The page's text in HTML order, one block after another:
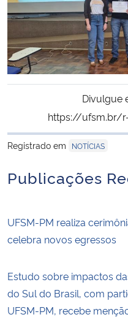
Divulgue
https://ufsm.br/
Registrado em
NOTÍCIAS
Publicações
UFSM-PM realiza
celebra novos egressos
Estudo sobre impactos
do Sul do Brasil, com
UFSM-PM, recebe